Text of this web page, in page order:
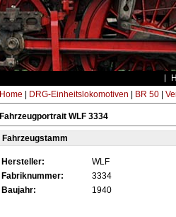
Home DRG-Einheitslokomotiven BR 50|
Fahrzeugportrait WLF 3334
Fahrzeugstamm
Hersteller:
WLF
Fabriknummer:
3334
Baujahr:
1940